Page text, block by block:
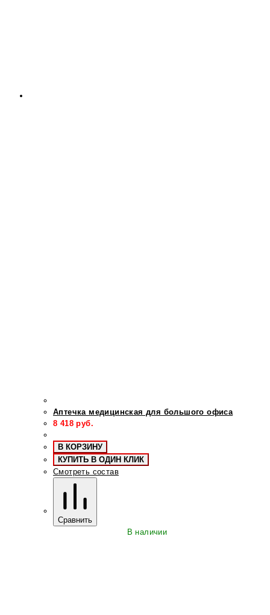
Аптечка медицинская для большого офиса
8 418 руб.
В КОРЗИНУ
КУПИТЬ В ОДИН КЛИК
Смотреть состав
Сравнить
В наличии